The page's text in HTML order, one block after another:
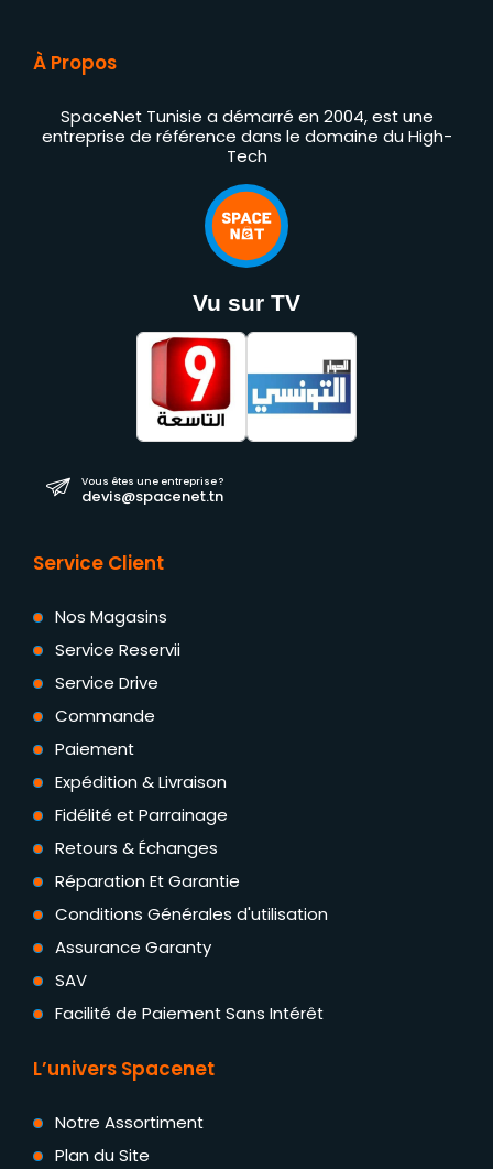
À Propos
SpaceNet Tunisie a démarré en 2004, est une
entreprise de référence dans le domaine du High-
Tech
Vu sur TV
Vous êtes une entreprise ?
devis@spacenet.tn
Service Client
Nos Magasins
Service Reservii
Service Drive
Commande
Paiement
Expédition & Livraison
Fidélité et Parrainage
Retours & Échanges
Réparation Et Garantie
Conditions Générales d'utilisation
Assurance Garanty
SAV
Facilité de Paiement Sans Intérêt
L’univers Spacenet
Notre Assortiment
Plan du Site